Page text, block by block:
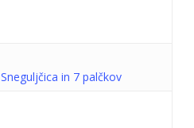
Sneguljčica in 7 palčkov